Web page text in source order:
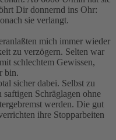
Dir donnernd ins Ohr:
sie verlangt.
mich immer wieder
zu verzögern. Selten war
schlechtem Gewissen,
bin.
sicher dabei. Selbst zu
Schräglagen ohne
werden. Die gut
ihre Stopparbeiten